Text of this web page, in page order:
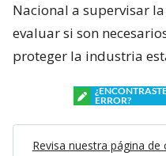
Nacional a supervisar
evaluar si son
proteger la industria
ERROR?
Revisa nuestra página de